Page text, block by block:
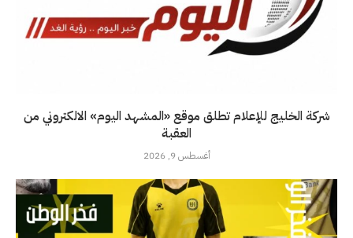
شركة الخليج للإعلام تطلق موقع «المشهد اليوم» الالكتروني من
العقبة
أغسطس 9, 2026